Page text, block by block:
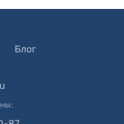
Блог